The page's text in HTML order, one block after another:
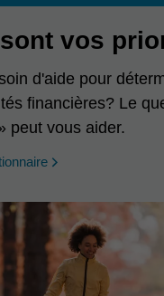
vos
d'aide pour
financières? Le
peut vous aider.
opens in a new